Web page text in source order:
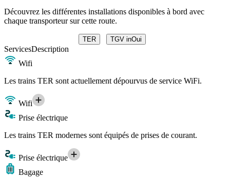
Découvrez les différentes installations disponibles à bord avec
chaque transporteur sur cette route.
TER TGV inOui
ServicesDescription
Wifi
Les trains TER sont actuellement dépourvus de service WiFi.
Wifi
Prise électrique
Les trains TER modernes sont équipés de prises de courant.
Prise électrique
Bagage